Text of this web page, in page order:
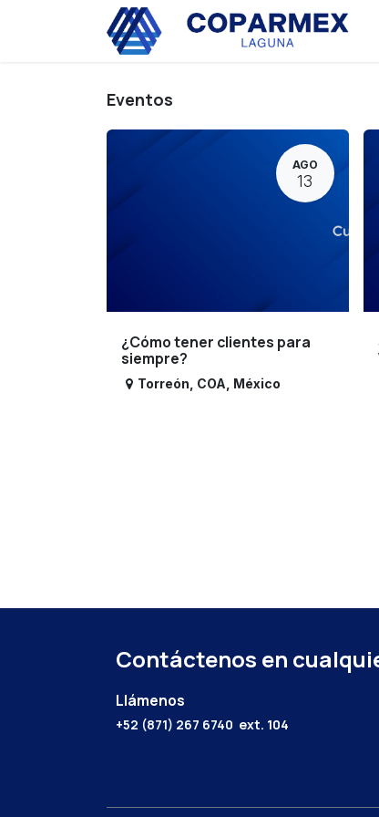
Eventos
AGO
13
¿Cómo tener clientes para
siempre?
Torreón COA México
Contáctenos en
Llámenos
+52 (871) 267 6740 ext. 104